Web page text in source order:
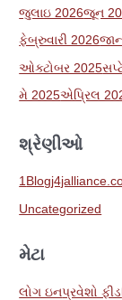
જુલાઇ 2026જૂન
ફેબ્રુવારી 2026
ઓક્ટોબર 2025
મે 2025એપ્રિલ
શ્રેણીઓ
1Blog
Uncategorized
મેટા
લોગ ઇનપ્રવેશો ફીડ